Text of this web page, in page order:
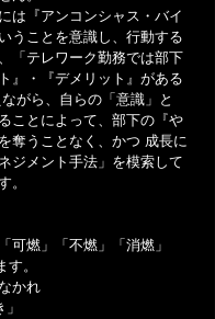
は『アンコンシャス・バイ
うことを意識し、行動する
「テレワーク勤務では部下
』・『デメリット』がある
がら、自らの「意識」と
ことによって、部下の『や
奪うことなく、かつ 成長に
ジメント手法」を模索して
。
可燃」「不燃」「消燃」
。
かれ